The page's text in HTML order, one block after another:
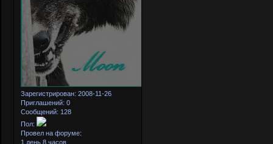
Зарегистрирован: 2008-11-26
Приглашений: 0
Сообщений: 128
Пол:
Провел на форуме:
1 день 8 часов